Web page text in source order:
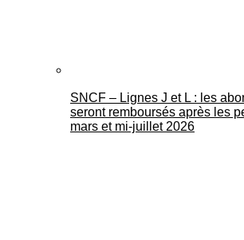
SNCF – Lignes J et L : les
seront remboursés après les
mars et mi-juillet 2026